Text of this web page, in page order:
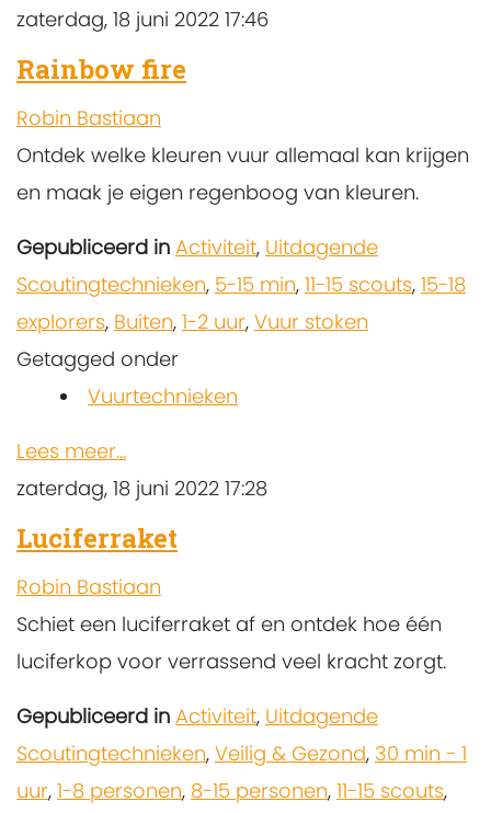
zaterdag, 18 juni 2022 17:46
Rainbow fire
Robin Bastiaan
Ontdek welke kleuren vuur allemaal kan krijgen
en maak je eigen regenboog van kleuren.
Gepubliceerd in Activiteit, Uitdagende
Scoutingtechnieken, 5-15 min, 11-15 scouts, 15-18
explorers, Buiten, 1-2 uur, Vuur stoken
Getagged onder
Vuurtechnieken
Lees meer...
zaterdag, 18 juni 2022 17:28
Luciferraket
Robin Bastiaan
Schiet een luciferraket af en ontdek hoe één
luciferkop voor verrassend veel kracht zorgt.
Gepubliceerd in Activiteit, Uitdagende
Scoutingtechnieken, Veilig & Gezond, 30 min - 1
uur, 1-8 personen, 8-15 personen, 11-15 scouts,